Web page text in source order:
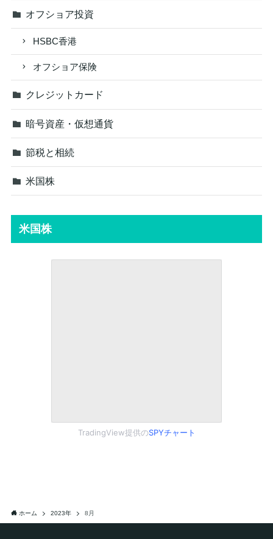
オフショア投資
HSBC香港
オフショア保険
クレジットカード
暗号資産・仮想通貨
節税と相続
米国株
米国株
TradingView提供のSPYチャート
ホーム 2023年 8月